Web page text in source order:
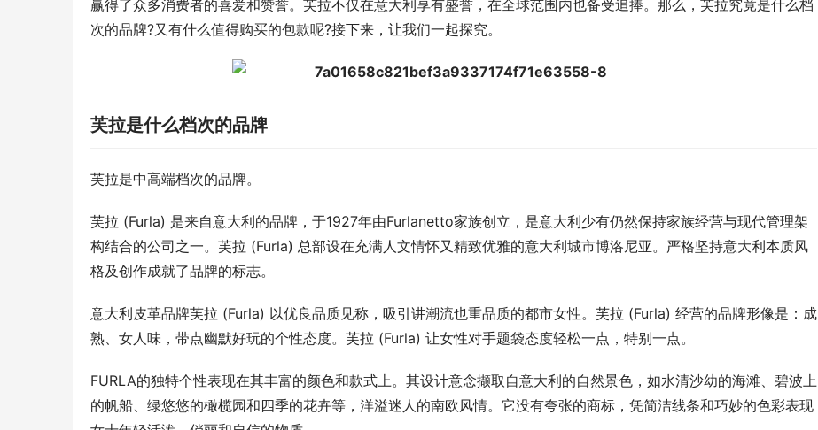
赢得了众多消费者的喜爱和赞誉。芙拉不仅在意大利享有盛誉，在全球范围内也备受追捧。那么，芙拉究竟是什么档
次的品牌?又有什么值得购买的包款呢?接下来，让我们一起探究。
芙拉是什么档次的品牌
芙拉是中高端档次的品牌。
芙拉 (Furla) 是来自意大利的品牌，于1927年由Furlanetto家族创立，是意大利少有仍然保持家族经营与现代管理架
构结合的公司之一。芙拉 (Furla) 总部设在充满人文情怀又精致优雅的意大利城市博洛尼亚。严格坚持意大利本质风
格及创作成就了品牌的标志。
意大利皮革品牌芙拉 (Furla) 以优良品质见称，吸引讲潮流也重品质的都市女性。芙拉 (Furla) 经营的品牌形像是：成
熟、女人味，带点幽默好玩的个性态度。芙拉 (Furla) 让女性对手题袋态度轻松一点，特别一点。
FURLA的独特个性表现在其丰富的颜色和款式上。其设计意念撷取自意大利的自然景色，如水清沙幼的海滩、碧波上
的帆船、绿悠悠的橄榄园和四季的花卉等，洋溢迷人的南欧风情。它没有夸张的商标，凭简洁线条和巧妙的色彩表现